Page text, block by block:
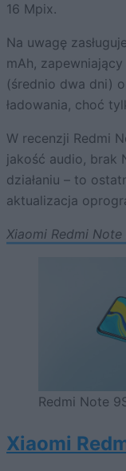
16 Mpix.
Na uwagę
mAh,
(średnio dwa dni)
ładowania, choć
W recenzji Redmi
jakość audio, brak
działaniu – to
aktualizacja
Xiaomi Redmi
Redmi Note
Xiaomi